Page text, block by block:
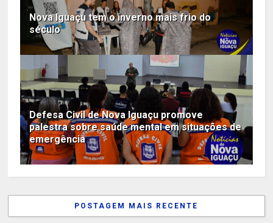
Nova Iguaçu tem o inverno mais frio do
século
Defesa Civil de Nova Iguaçu promove
palestra sobre saúde mental em situações de
emergência
POSTAGEM MAIS RECENTE